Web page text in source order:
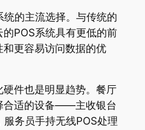
统的主流选择。与传统的
POS系统具有更低的前
更容易访问数据的优
件也是明显趋势。餐厅
合适的设备——主收银台
务员手持无线POS处理